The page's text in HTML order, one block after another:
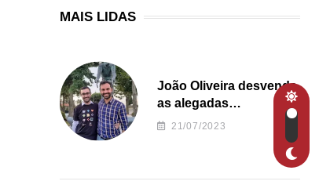
MAIS LIDAS
João Oliveira desvenda
as alegadas
irregularidades da
Junta de Freguesia S.
21/07/2023